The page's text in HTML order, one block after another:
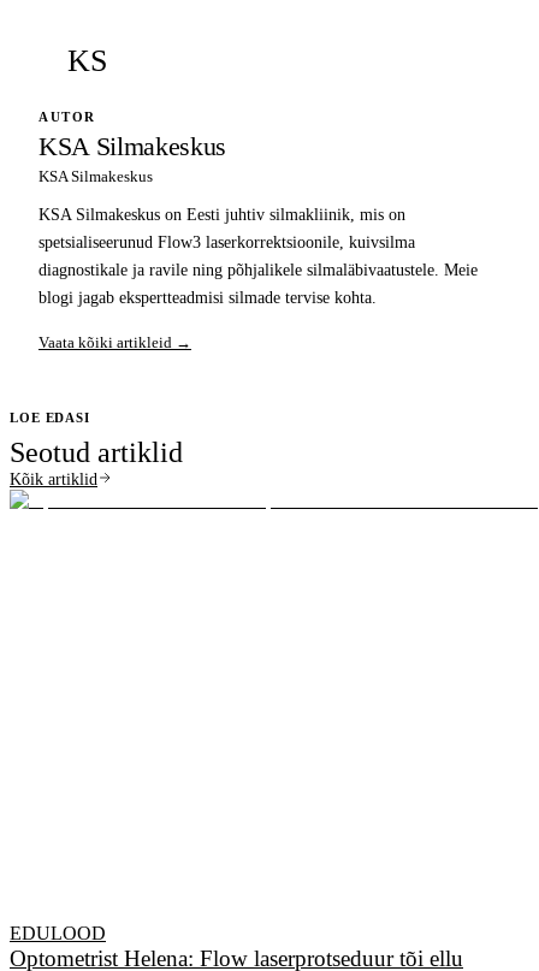
KS
AUTOR
KSA Silmakeskus
KSA Silmakeskus
KSA Silmakeskus on Eesti juhtiv silmakliinik, mis on
spetsialiseerunud Flow3 laserkorrektsioonile, kuivsilma
diagnostikale ja ravile ning põhjalikele silmaläbivaatustele. Meie
blogi jagab ekspertteadmisi silmade tervise kohta.
Vaata kõiki artikleid →
LOE EDASI
Seotud artiklid
Kõik artiklid
EDULOOD
Optometrist Helena: Flow laserprotseduur tõi ellu